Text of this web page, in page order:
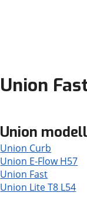
Union
Union
Union Curb
Union E-Flow H57
Union Fast
Union Lite T8 L54